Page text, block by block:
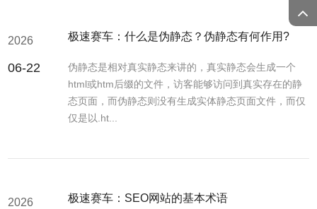
2026
06-22
极速赛车：什么是伪静态？伪静态有何作用?
伪静态是相对真实静态来讲的，真实静态会生成一个
html或htm后缀的文件，访客能够访问到真实存在的静
态页面，而伪静态则没有生成实体静态页面文件，而仅
仅是以.ht...
2026 极速赛车：SEO网站的基本术语